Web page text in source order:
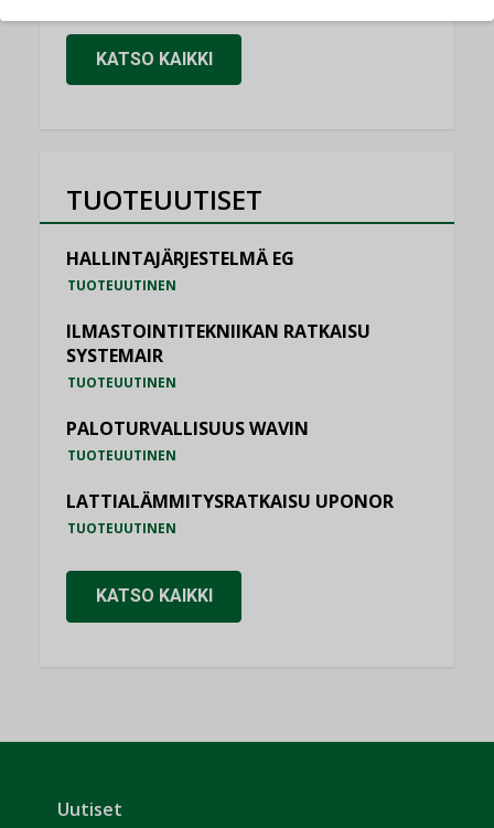
KATSO KAIKKI
TUOTEUUTISET
HALLINTAJÄRJESTELMÄ EG
TUOTEUUTINEN
ILMASTOINTITEKNIIKAN RATKAISU
SYSTEMAIR
TUOTEUUTINEN
PALOTURVALLISUUS WAVIN
TUOTEUUTINEN
LATTIALÄMMITYSRATKAISU UPONOR
TUOTEUUTINEN
KATSO KAIKKI
Uutiset